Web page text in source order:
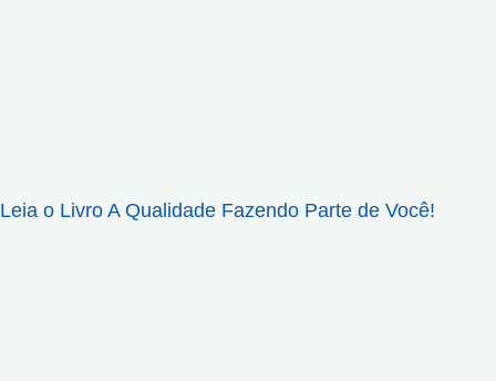
Leia o Livro A Qualidade Fazendo Parte de Você!